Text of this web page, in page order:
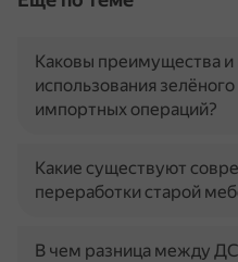
Каковы преимущества и
использования
импортных операций?
Какие существуют
переработки старой
В чем разница между